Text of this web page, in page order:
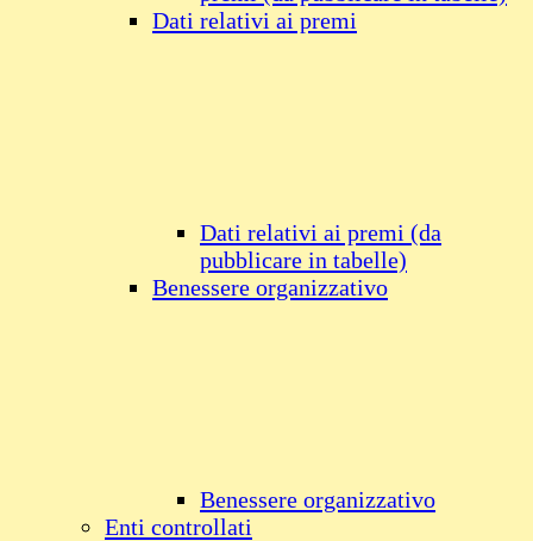
Dati relativi ai premi
Dati relativi ai premi (da
pubblicare in tabelle)
Benessere organizzativo
Benessere organizzativo
Enti controllati